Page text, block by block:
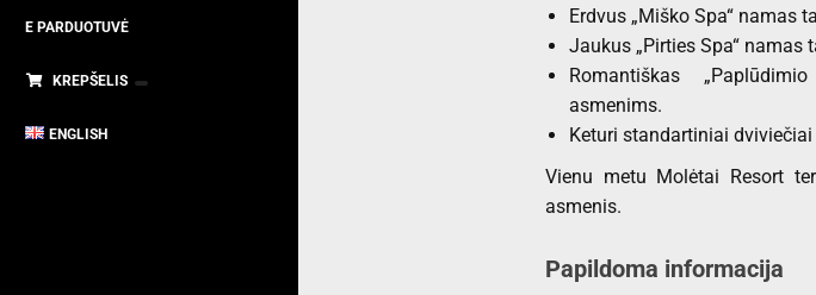
E PARDUOTUVĖ
KREPŠELIS
ENGLISH
Erdvus „Miško Spa“ namas
Jaukus „Pirties Spa“ namas
Romantiškas
asmenims.
Keturi standartiniai
Vienu metu Molėtai Resort
asmenis.
Papildoma informacija